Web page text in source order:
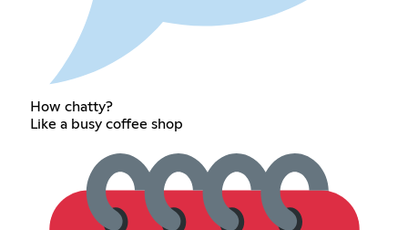
How chatty?
Like a busy coffee shop